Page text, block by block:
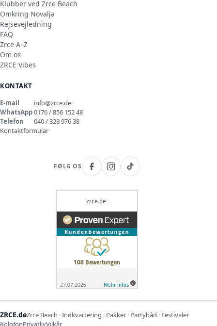
Klubber ved Zrce Beach
Omkring Novalja
Rejsevejledning
FAQ
Zrce A–Z
Om os
ZRCE Vibes
KONTAKT
E-mail
info@zrce.de
WhatsApp0176 / 856 152 48
Telefon
040 / 328 976 38
Kontaktformular
FØLG OS
ZRCE.deZrce Beach · Indkvartering · Pakker · Partybåd · Festivaler
KolofonPrivatlivVilkår